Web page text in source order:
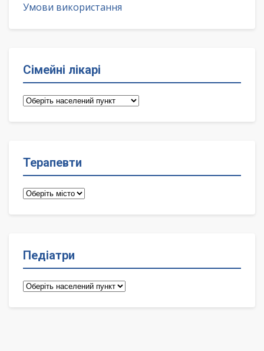
Умови використання
Сімейні лікарі
Сімейні
Терапевти
Терапевти
Педіатри
Педіатри